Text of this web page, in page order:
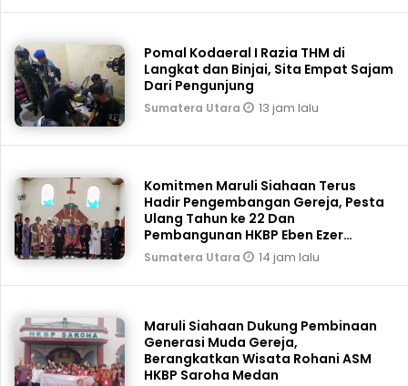
Pomal Kodaeral I Razia THM di
Langkat dan Binjai, Sita Empat Sajam
Dari Pengunjung
Sumatera Utara 13 jam lalu
Komitmen Maruli Siahaan Terus
Hadir Pengembangan Gereja, Pesta
Ulang Tahun ke 22 Dan
Pembangunan HKBP Eben Ezer
Martoba Beri Bantuan
Sumatera Utara 14 jam lalu
Maruli Siahaan Dukung Pembinaan
Generasi Muda Gereja,
Berangkatkan Wisata Rohani ASM
HKBP Saroha Medan